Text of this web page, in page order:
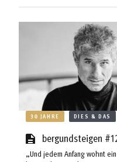
30 JAHRE DIES & DAS
bergundsteigen
„Und jedem Anfang wohnt